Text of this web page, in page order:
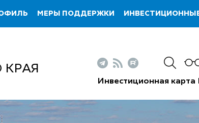
МЕРЫ ПОДДЕРЖКИ
КРАЯ
Инвестиционная